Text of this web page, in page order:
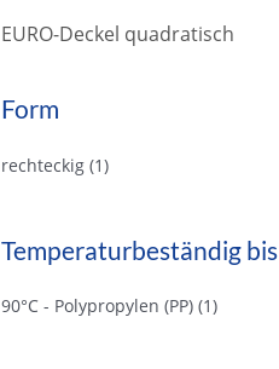
EURO-Deckel quadratisch
Form
rechteckig (1)
Temperaturbeständig bis
90°C - Polypropylen (PP) (1)